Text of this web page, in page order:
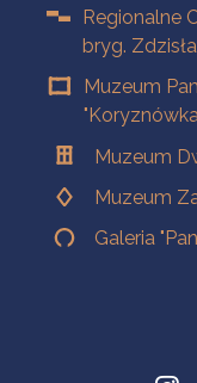
Regionalne
bryg.
Muzeum
Muzeum
Muzeum
Galeria